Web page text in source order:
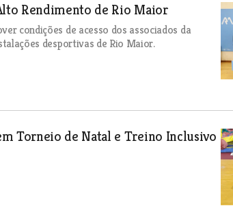
Rendimento de Rio Maior
condições de acesso dos associados da
desportivas de Rio Maior.
Torneio de Natal e Treino Inclusivo